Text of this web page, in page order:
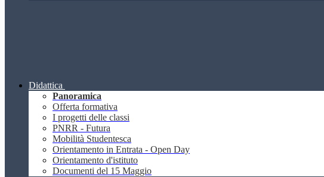
Didattica
Panoramica
Offerta formativa
I progetti delle classi
PNRR - Futura
Mobilità Studentesca
Orientamento in Entrata - Open Day
Orientamento d'istituto
Documenti del 15 Maggio